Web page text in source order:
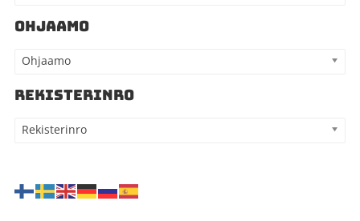
OHJAAMO
Ohjaamo
REKISTERINRO
Rekisterinro